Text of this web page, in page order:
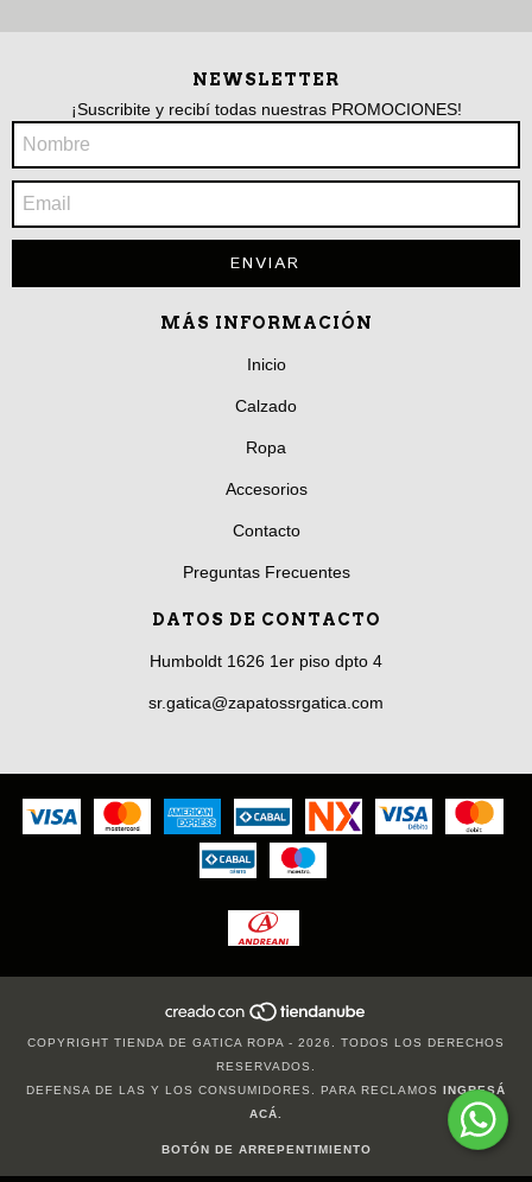
NEWSLETTER
¡Suscribite y recibí todas nuestras PROMOCIONES!
MÁS INFORMACIÓN
Inicio
Calzado
Ropa
Accesorios
Contacto
Preguntas Frecuentes
DATOS DE CONTACTO
Humboldt 1626 1er piso dpto 4
sr.gatica@zapatossrgatica.com
COPYRIGHT TIENDA DE GATICA ROPA - 2026. TODOS LOS DERECHOS
RESERVADOS.
DEFENSA DE LAS Y LOS CONSUMIDORES. PARA RECLAMOS INGRESÁ
ACÁ.
BOTÓN DE ARREPENTIMIENTO